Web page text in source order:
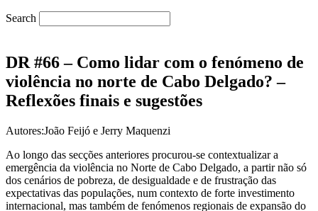
Search
DR #66 – Como lidar com o fenómeno de
violência no norte de Cabo Delgado? –
Reflexões finais e sugestões
Autores:João Feijó e Jerry Maquenzi
Ao longo das secções anteriores procurou-se contextualizar a
emergência da violência no Norte de Cabo Delgado, a partir não só
dos cenários de pobreza, de desigualdade e de frustração das
expectativas das populações, num contexto de forte investimento
internacional, mas também de fenómenos regionais de expansão do